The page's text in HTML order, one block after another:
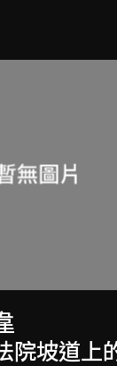
院坡道上